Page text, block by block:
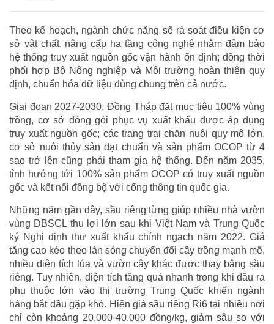
Theo kế hoạch, ngành chức năng sẽ rà soát điều kiện cơ
sở vật chất, nâng cấp hạ tầng công nghệ nhằm đảm bảo
hệ thống truy xuất nguồn gốc vận hành ổn định; đồng thời
phối hợp Bộ Nông nghiệp và Môi trường hoàn thiện quy
định, chuẩn hóa dữ liệu dùng chung trên cả nước.
Giai đoạn 2027-2030, Đồng Tháp đặt mục tiêu 100% vùng
trồng, cơ sở đóng gói phục vụ xuất khẩu được áp dụng
truy xuất nguồn gốc; các trang trại chăn nuôi quy mô lớn,
cơ sở nuôi thủy sản đạt chuẩn và sản phẩm OCOP từ 4
sao trở lên cũng phải tham gia hệ thống. Đến năm 2035,
tỉnh hướng tới 100% sản phẩm OCOP có truy xuất nguồn
gốc và kết nối đồng bộ với cổng thông tin quốc gia.
Những năm gần đây, sầu riêng từng giúp nhiều nhà vườn
vùng ĐBSCL thu lợi lớn sau khi Việt Nam và Trung Quốc
ký Nghị định thư xuất khẩu chính ngạch năm 2022. Giá
tăng cao kéo theo làn sóng chuyển đổi cây trồng mạnh mẽ,
nhiều diện tích lúa và vườn cây khác được thay bằng sầu
riêng. Tuy nhiên, diện tích tăng quá nhanh trong khi đầu ra
phụ thuộc lớn vào thị trường Trung Quốc khiến ngành
hàng bắt đầu gặp khó. Hiện giá sầu riêng Ri6 tại nhiều nơi
chỉ còn khoảng 20.000-40.000 đồng/kg, giảm sâu so với